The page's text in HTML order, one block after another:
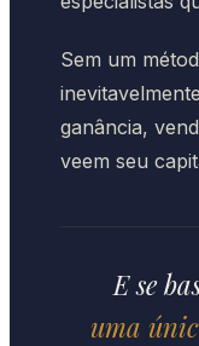
Sem um
ganância,
veem seu
E se
uma